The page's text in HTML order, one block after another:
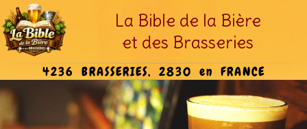
La Bible de la Bière
et des Brasseries
4236 BRASSERIES, 2830 en FRANCE